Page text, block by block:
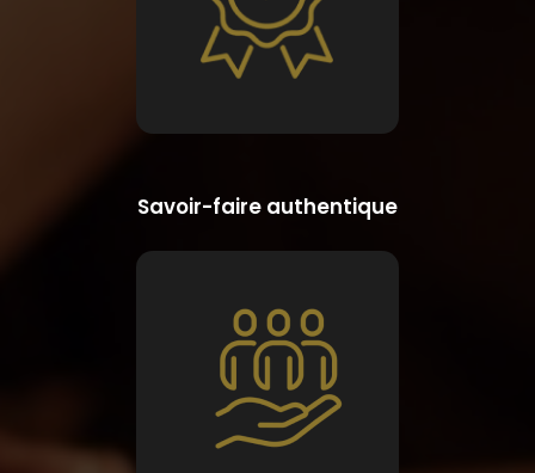
Savoir-faire authentique